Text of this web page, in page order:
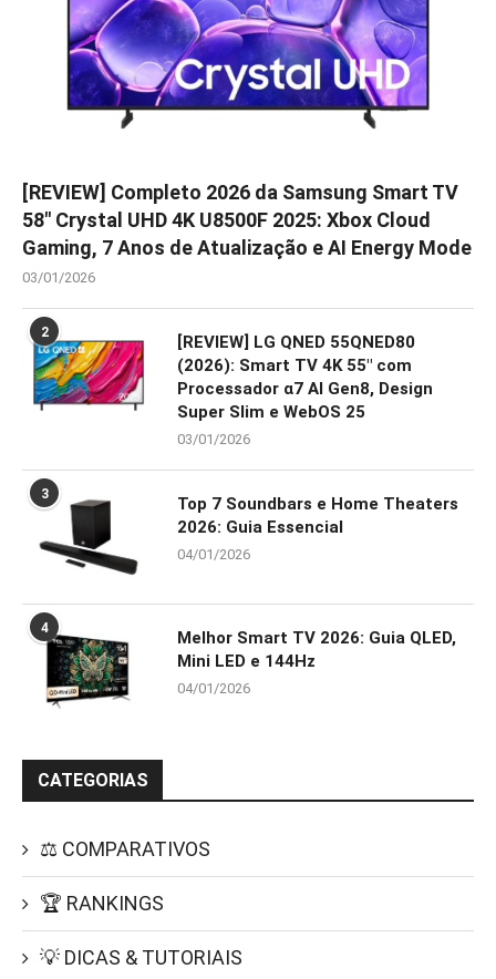
[REVIEW] Completo 2026 da Samsung Smart TV
58″ Crystal UHD 4K U8500F 2025: Xbox Cloud
Gaming, 7 Anos de Atualização e AI Energy Mode
03/01/2026
2
[REVIEW] LG QNED 55QNED80
(2026): Smart TV 4K 55″ com
Processador α7 AI Gen8, Design
Super Slim e WebOS 25
03/01/2026
3
Top 7 Soundbars e Home Theaters
2026: Guia Essencial
04/01/2026
4
Melhor Smart TV 2026: Guia QLED,
Mini LED e 144Hz
04/01/2026
CATEGORIAS
⚖️ COMPARATIVOS
🏆 RANKINGS
💡 DICAS & TUTORIAIS